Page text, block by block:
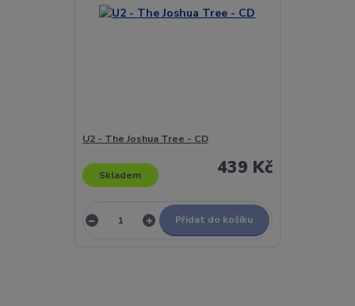
U2 - The Joshua Tree - CD
439 Kč
Skladem
Přidat do košíku